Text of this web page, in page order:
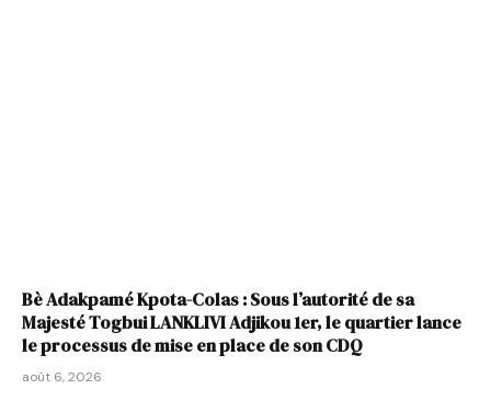
Bè Adakpamé Kpota-Colas : Sous l’autorité de sa
Majesté Togbui LANKLIVI Adjikou 1er, le quartier lance
le processus de mise en place de son CDQ
août 6, 2026